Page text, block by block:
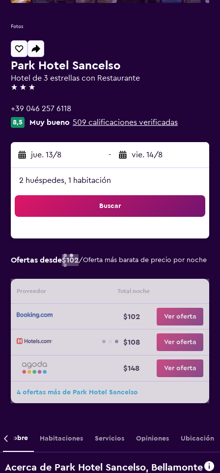
Park Hotel Sancelso
Hotel de 3 estrellas con Restaurante
3 estrellas
+39 046 257 6118
8,5 Muy bueno 509 calificaciones verificadas
jue. 13/8 - vie. 14/8
2 huéspedes, 1 habitación
Buscar
Ofertas desde$102/Oferta más barata de precio por noche
Proveedor Total noche
$102 Ver oferta
$108 Ver oferta
$148 Ver oferta
4 ofertas más de Park Hotel Sancelso
Fotos
Sobre Habitaciones Servicios Opiniones Ubicación
Acerca de Park Hotel Sancelso, Bellamonte